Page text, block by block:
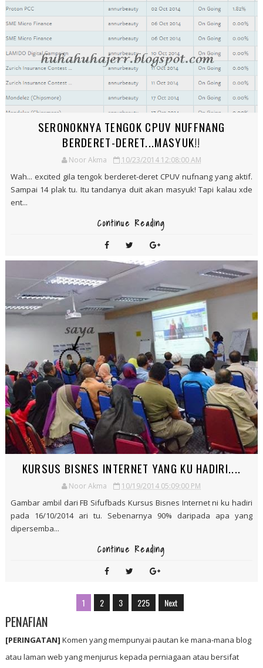
SERONOKNYA TENGOK CPUV NUFFNANG
BERDERET-DERET...MASYUK!!
Noor Akma 10/23/2014 12:08:00 AM
Wah... excited gila tengok berderet-deret CPUV nufnang yang aktif.
Sampai 14 plak tu. Itu tandanya duit akan masyuk! Tapi kalau xde
ent...
Continue Reading
KURSUS BISNES INTERNET YANG KU HADIRI....
Noor Akma 10/19/2014 05:09:00 PM
Gambar ambil dari FB Sifufbads Kursus Bisnes Internet ni ku hadiri
pada 16/10/2014 ari tu. Sebenarnya 90% daripada apa yang
dipersemba...
Continue Reading
1 2 3 225 Next
PENAFIAN
[PERINGATAN] Komen yang mempunyai pautan ke mana-mana blog
atau laman web yang menjurus kepada perniagaan atau bersifat